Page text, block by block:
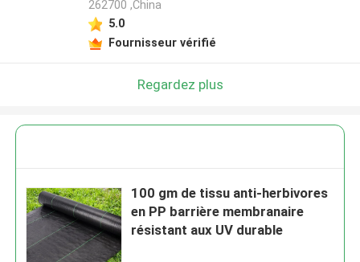
262700 ,China
5.0
Fournisseur vérifié
Regardez plus
100 gm de tissu anti-herbivores
en PP barrière membranaire
résistant aux UV durable